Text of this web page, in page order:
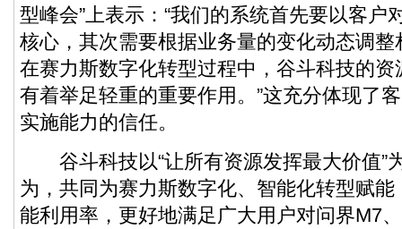
型峰会”上表示：“我们的系统首先要以客户
核心，其次需要根据业务量的变化动态调
在赛力斯数字化转型过程中，谷斗科技的
有着举足轻重的重要作用。”这充分体现了
实施能力的信任。
谷斗科技以“让所有资源发挥最大价值”
为，共同为赛力斯数字化、智能化转型赋
能利用率，更好地满足广大用户对问界M7